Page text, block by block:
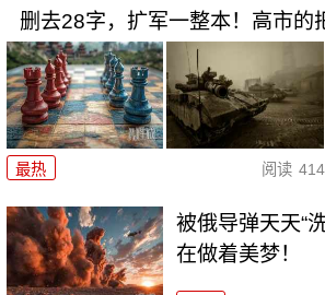
删去28字，扩军一整本！高市的
最热 阅读
被俄导弹天天“
在做着美梦！